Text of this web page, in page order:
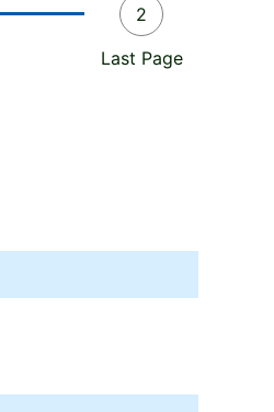
2
Last Page